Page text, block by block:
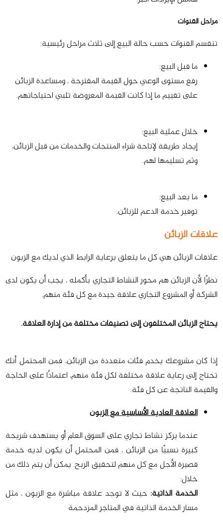
مراحل القنوات
تنقسم القنوات حسب حالة البيع إلى ثلاث مراحل رئيسية:
ما قبل البيع:
رفع مستوى الوعي حول القيمة المقترحة ، ومساعدة الزبائن
على تقييم ما إذا كانت القيمة المعروضة تلبي احتياجاتهم.
خلال عملية البيع:
إيجاد طريقة لإتاحة شراء المنتجات والخدمات من قبل الزبائن،
وثم تسليمها لهم.
ما بعد البيع:
توفير خدمة الدعم للزبائن.
علاقات الزبائن
علاقات الزبائن هي كل ما يتعلق برعاية الرابط الذي لديك مع الزبون
نظرًا لأن الزبائن هم محور النشاط التجاري بأكمله ، يجب أن يكون لدى
الشركة أو المشروع التجاري علاقة جيدة مع كل فئة منهم.
يحتاج الزبائن المختلفون إلى تصنيفات مختلفة من إدارة العلاقة.
إذا كان مشروعك يخدم فئات متعددة من الزبائن، فمن المحتمل أنك
تحتاج إلى رعاية علاقة مختلفة لكل فئة منهم، اعتمادًا على الحاجة
والقيمة الناتجة عن كل فئة.
العلاقة العادية الأساسية مع الزبون
عندما يركز نشاط تجاري على السوق العام أو يستهدف شريحة
كبيرة نسبيًا من الزبائن ، فمن المحتمل أن يكون لديه خدمة
قصيرة الأجل مع كل منهم لتحقيق الربح. يمكن أن يتم ذلك من
خلال:
الخدمة الذاتية:حيث لا توجد علاقة مباشرة مع الزبون ، مثل
مسار الخدمة الذاتية في المتاجر المزدحمة